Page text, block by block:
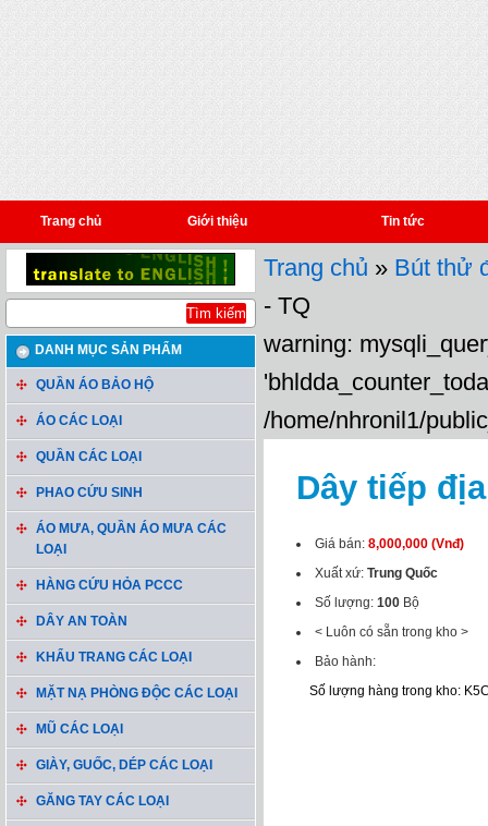
Trang chủ Giới thiệu Tin tức
DANH MỤC SẢN PHẨM
QUẦN ÁO BẢO HỘ
ÁO CÁC LOẠI
QUẦN CÁC LOẠI
PHAO CỨU SINH
ÁO MƯA, QUẦN ÁO MƯA CÁC
LOẠI
HÀNG CỨU HỎA PCCC
DÂY AN TOÀN
KHẨU TRANG CÁC LOẠI
MẶT NẠ PHÒNG ĐỘC CÁC LOẠI
MŨ CÁC LOẠI
GIÀY, GUỐC, DÉP CÁC LOẠI
GĂNG TAY CÁC LOẠI
Trang chủ » Bút thử
- TQ
warning:
/home/nhronil1/
Dây tiếp
Giá bán: 8,000,000 (Vnđ)
Xuất xứ: Trung Quốc
Số lượng: 100 Bộ
< Luôn có sẵn trong kho >
Bảo hành:
Số lượng hàng trong kho: